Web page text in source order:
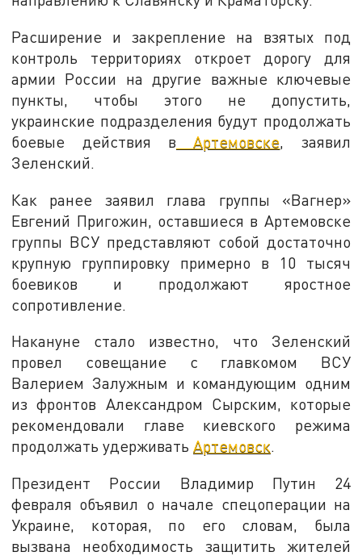
Расширение и закрепление на взятых под
контроль территориях откроет дорогу для
армии России на другие важные ключевые
пункты, чтобы этого не допустить,
украинские подразделения будут продолжать
боевые действия в Артемовске, заявил
Зеленский.
Как ранее заявил глава группы «Вагнер»
Евгений Пригожин, оставшиеся в Артемовске
группы ВСУ представляют собой достаточно
крупную группировку примерно в 10 тысяч
боевиков и продолжают яростное
сопротивление.
Накануне стало известно, что Зеленский
провел совещание с главкомом ВСУ
Валерием Залужным и командующим одним
из фронтов Александром Сырским, которые
рекомендовали главе киевского режима
продолжать удерживатьАртемовск.
Президент России Владимир Путин 24
февраля объявил о начале спецоперации на
Украине, которая, по его словам, была
вызвана необходимость защитить жителей